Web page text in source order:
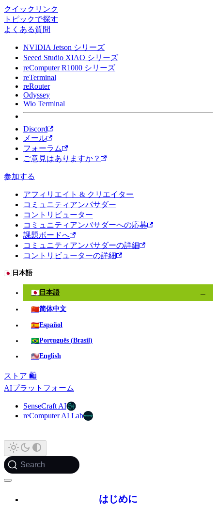
クイックリンク
トピックで探す
よくある質問
NVIDIA Jetson シリーズ
Seeed Studio XIAO シリーズ
reComputer R1000 シリーズ
reTerminal
reRouter
Odyssey
Wio Terminal
Discord
メール
フォーラム
ご意見はありますか？
参加する
アフィリエイト & クリエイター
コミュニティアンバサダー
コントリビューター
コミュニティアンバサダーへの応募
課題ボードへ
コミュニティアンバサダーの詳細
コントリビューターの詳細
🇯🇵 日本語
🇯🇵 日本語
🇨🇳简体中文
🇪🇸Español
🇧🇷Português (Brasil)
🇺🇸English
ストア 🛍️
AIプラットフォーム
SenseCraft AI
reComputer AI Lab
Search
はじめに